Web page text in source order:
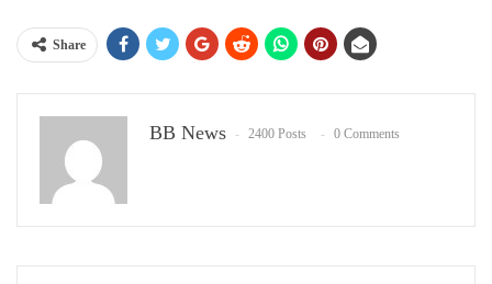
Share
BB News 2400 Posts 0 Comments